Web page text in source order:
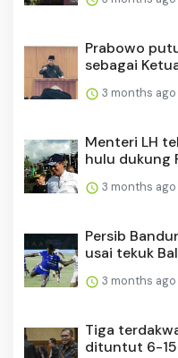
Prabowo
sebagai
3 months ago
Menteri LH
hulu dukung
3 months ago
Persib
usai tekuk
3 months ago
Tiga
dituntut 6-15